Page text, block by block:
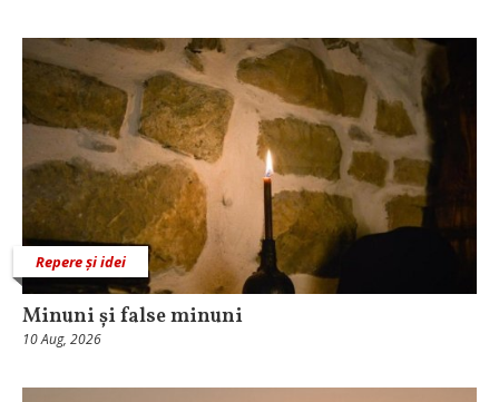
Repere și idei
Minuni și false minuni
10 Aug, 2026